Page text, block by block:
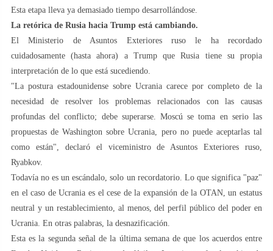
Esta etapa lleva ya demasiado tiempo desarrollándose.
La retórica de Rusia hacia Trump está cambiando.
El Ministerio de Asuntos Exteriores ruso le ha recordado
cuidadosamente (hasta ahora) a Trump que Rusia tiene su propia
interpretación de lo que está sucediendo.
"La postura estadounidense sobre Ucrania carece por completo de la
necesidad de resolver los problemas relacionados con las causas
profundas del conflicto; debe superarse. Moscú se toma en serio las
propuestas de Washington sobre Ucrania, pero no puede aceptarlas tal
como están", declaró el viceministro de Asuntos Exteriores ruso,
Ryabkov.
Todavía no es un escándalo, solo un recordatorio. Lo que significa "paz"
en el caso de Ucrania es el cese de la expansión de la OTAN, un estatus
neutral y un restablecimiento, al menos, del perfil público del poder en
Ucrania. En otras palabras, la desnazificación.
Esta es la segunda señal de la última semana de que los acuerdos entre